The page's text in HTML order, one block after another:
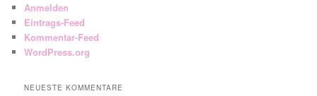
Anmelden
Eintrags-Feed
Kommentar-Feed
WordPress.org
NEUESTE KOMMENTARE